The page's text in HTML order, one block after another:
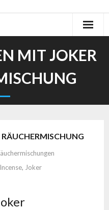
MIT JOKER
, Joker